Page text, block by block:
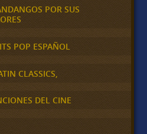
POR SUS
POP ESPAÑOL
CLASSICS,
DEL CINE